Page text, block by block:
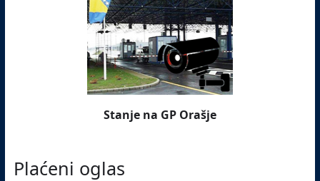
Stanje na GP Orašje
Plaćeni oglas